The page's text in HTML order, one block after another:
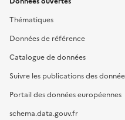
Thématiques
Données de référence
Catalogue de données
Suivre les publications des
Portail des données européennes
schema.data.gouv.fr